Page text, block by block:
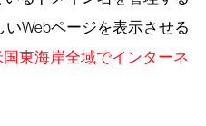
Webページを表示させる
国東海岸全域でインターネ